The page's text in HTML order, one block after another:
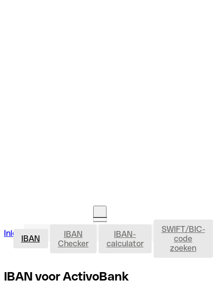
Inloggen Rekening openen IBAN
IBAN
IBAN
Checker
IBAN-
calculator
SWIFT/BIC-
code
zoeken
IBAN voor ActivoBank